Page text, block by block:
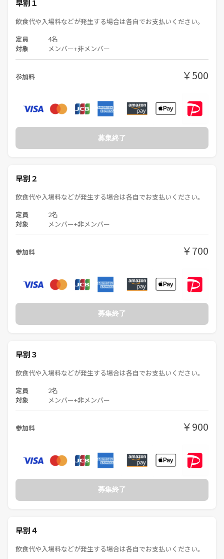
14:30 集合②
↓ 施設見学
※4D2Uドームシアター希望の場合は13:30～14:10の回になります。希望
で、結果は2/28にわかります。予約できなかった場合は展示鑑賞のみと
→（2/28追記）数名分しか予約取れてないので、早く連絡来た方優先と
させていただきます。
※施設等の正確な情報は公式HPで確認してください。つなげーとでリ
ンクを載せると消されるという仕様になっているため各自検索をお願い
※集合した方からお互いに自己紹介をお願いします。全体の自己紹介タ
🔶参加費
無料～1000円
※学生は無料です。要学生証、25歳未満、申込期限は3日前までとさせ
※飲食代や入場料などが発生する場合は各自でお支払いください。
※施設等の正確な情報は公式HPで確認してください。
※イベント内容に適した服装、持ち物でお願いします。
※天候や施設側の事情で開催困難な場合は近くのカフェなどで交流に変
※適宜イベントの様子を撮影いたします。
※イベント中の連絡先交換は禁止とします。
早割１
飲食代や入場料などが発生する場合は各自でお支払いください。
定員 4名
対象
メンバー+非メンバー
参加料 ￥500
募集終了
早割２
飲食代や入場料などが発生する場合は各自でお支払いください。
定員 2名
対象 メンバー+非メンバー
参加料 ￥700
募集終了
早割３
飲食代や入場料などが発生する場合は各自でお支払いください。
定員 2名
対象 メンバー+非メンバー
参加料 ￥900
募集終了
早割４
飲食代や入場料などが発生する場合は各自でお支払いください。